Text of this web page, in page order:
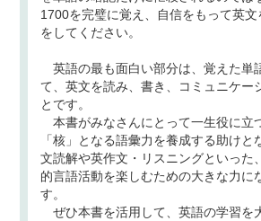
1700を完璧に覚え、自信をもって英
をしてください。
英語の最も面白い部分は、覚えた単
て、英文を読み、書き、コミュニケー
とです。
本書がみなさんにとって一生役に立
「核」となる語彙力を養成する助けと
文読解や英作文・リスニングといった
的言語活動を楽しむための大きな力に
す。
ぜひ本書を活用して、英語の学習を